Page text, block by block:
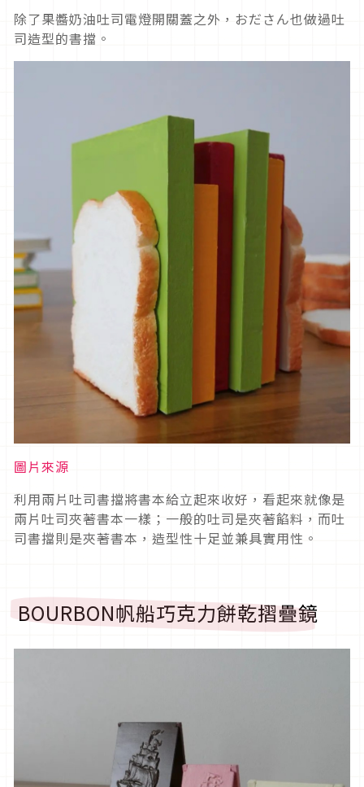
除了果醬奶油吐司電燈開關蓋之外，おださん也做過吐
司造型的書擋。
圖片來源
利用兩片吐司書擋將書本給立起來收好，看起來就像是
兩片吐司夾著書本一樣；一般的吐司是夾著餡料，而吐
司書擋則是夾著書本，造型性十足並兼具實用性。
BOURBON帆船巧克力餅乾摺疊鏡